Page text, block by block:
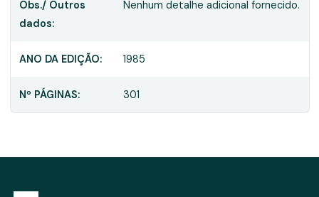
Obs./ Outros
dados:
Nenhum detalhe adicional fornecido.
ANO DA EDIÇÃO: 1985
Nº PÁGINAS: 301